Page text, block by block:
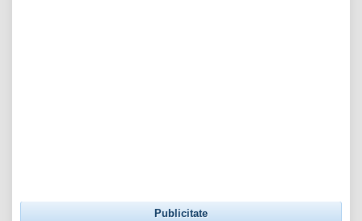
Publicitate